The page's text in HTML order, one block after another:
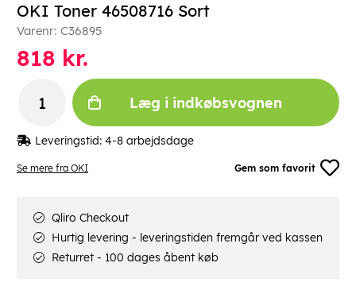
Se mere fra OKI Gem som favorit
OKI Toner 46508716 Sort
Varenr: C36895
818 kr.
Læg i indkøbsvognen
Leveringstid: 4-8 arbejdsdage
Qliro Checkout
Hurtig levering - leveringstiden fremgår ved kassen
Returret - 100 dages åbent køb